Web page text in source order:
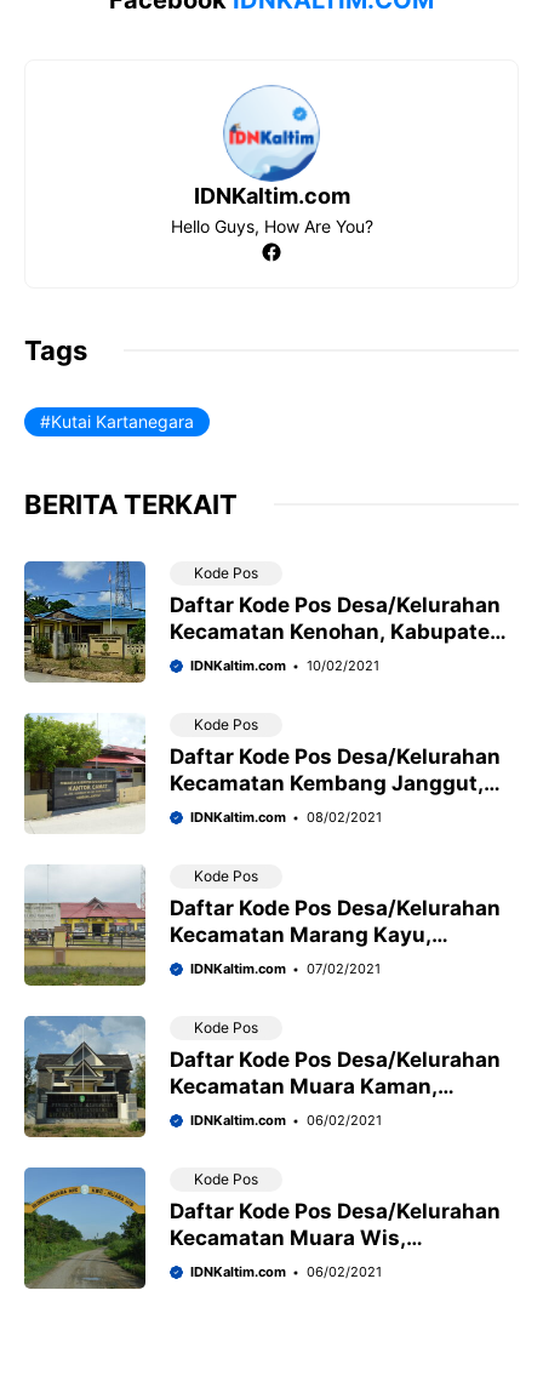
IDNKaltim.com
Hello Guys, How Are You?
Facebook
Tags
Kutai Kartanegara
BERITA TERKAIT
Kode Pos
Daftar Kode Pos Desa/Kelurahan
Kecamatan Kenohan, Kabupaten
Kutai Kartanegara
IDNKaltim.com 10/02/2021
Kode Pos
Daftar Kode Pos Desa/Kelurahan
Kecamatan Kembang Janggut,
Kabupaten Kutai Kartanegara
IDNKaltim.com 08/02/2021
Kode Pos
Daftar Kode Pos Desa/Kelurahan
Kecamatan Marang Kayu,
Kabupaten Kutai Kartanegara
IDNKaltim.com 07/02/2021
Kode Pos
Daftar Kode Pos Desa/Kelurahan
Kecamatan Muara Kaman,
Kabupaten Kutai Kartanegara
IDNKaltim.com 06/02/2021
Kode Pos
Daftar Kode Pos Desa/Kelurahan
Kecamatan Muara Wis,
Kabupaten Kutai Kartanegara
IDNKaltim.com 06/02/2021